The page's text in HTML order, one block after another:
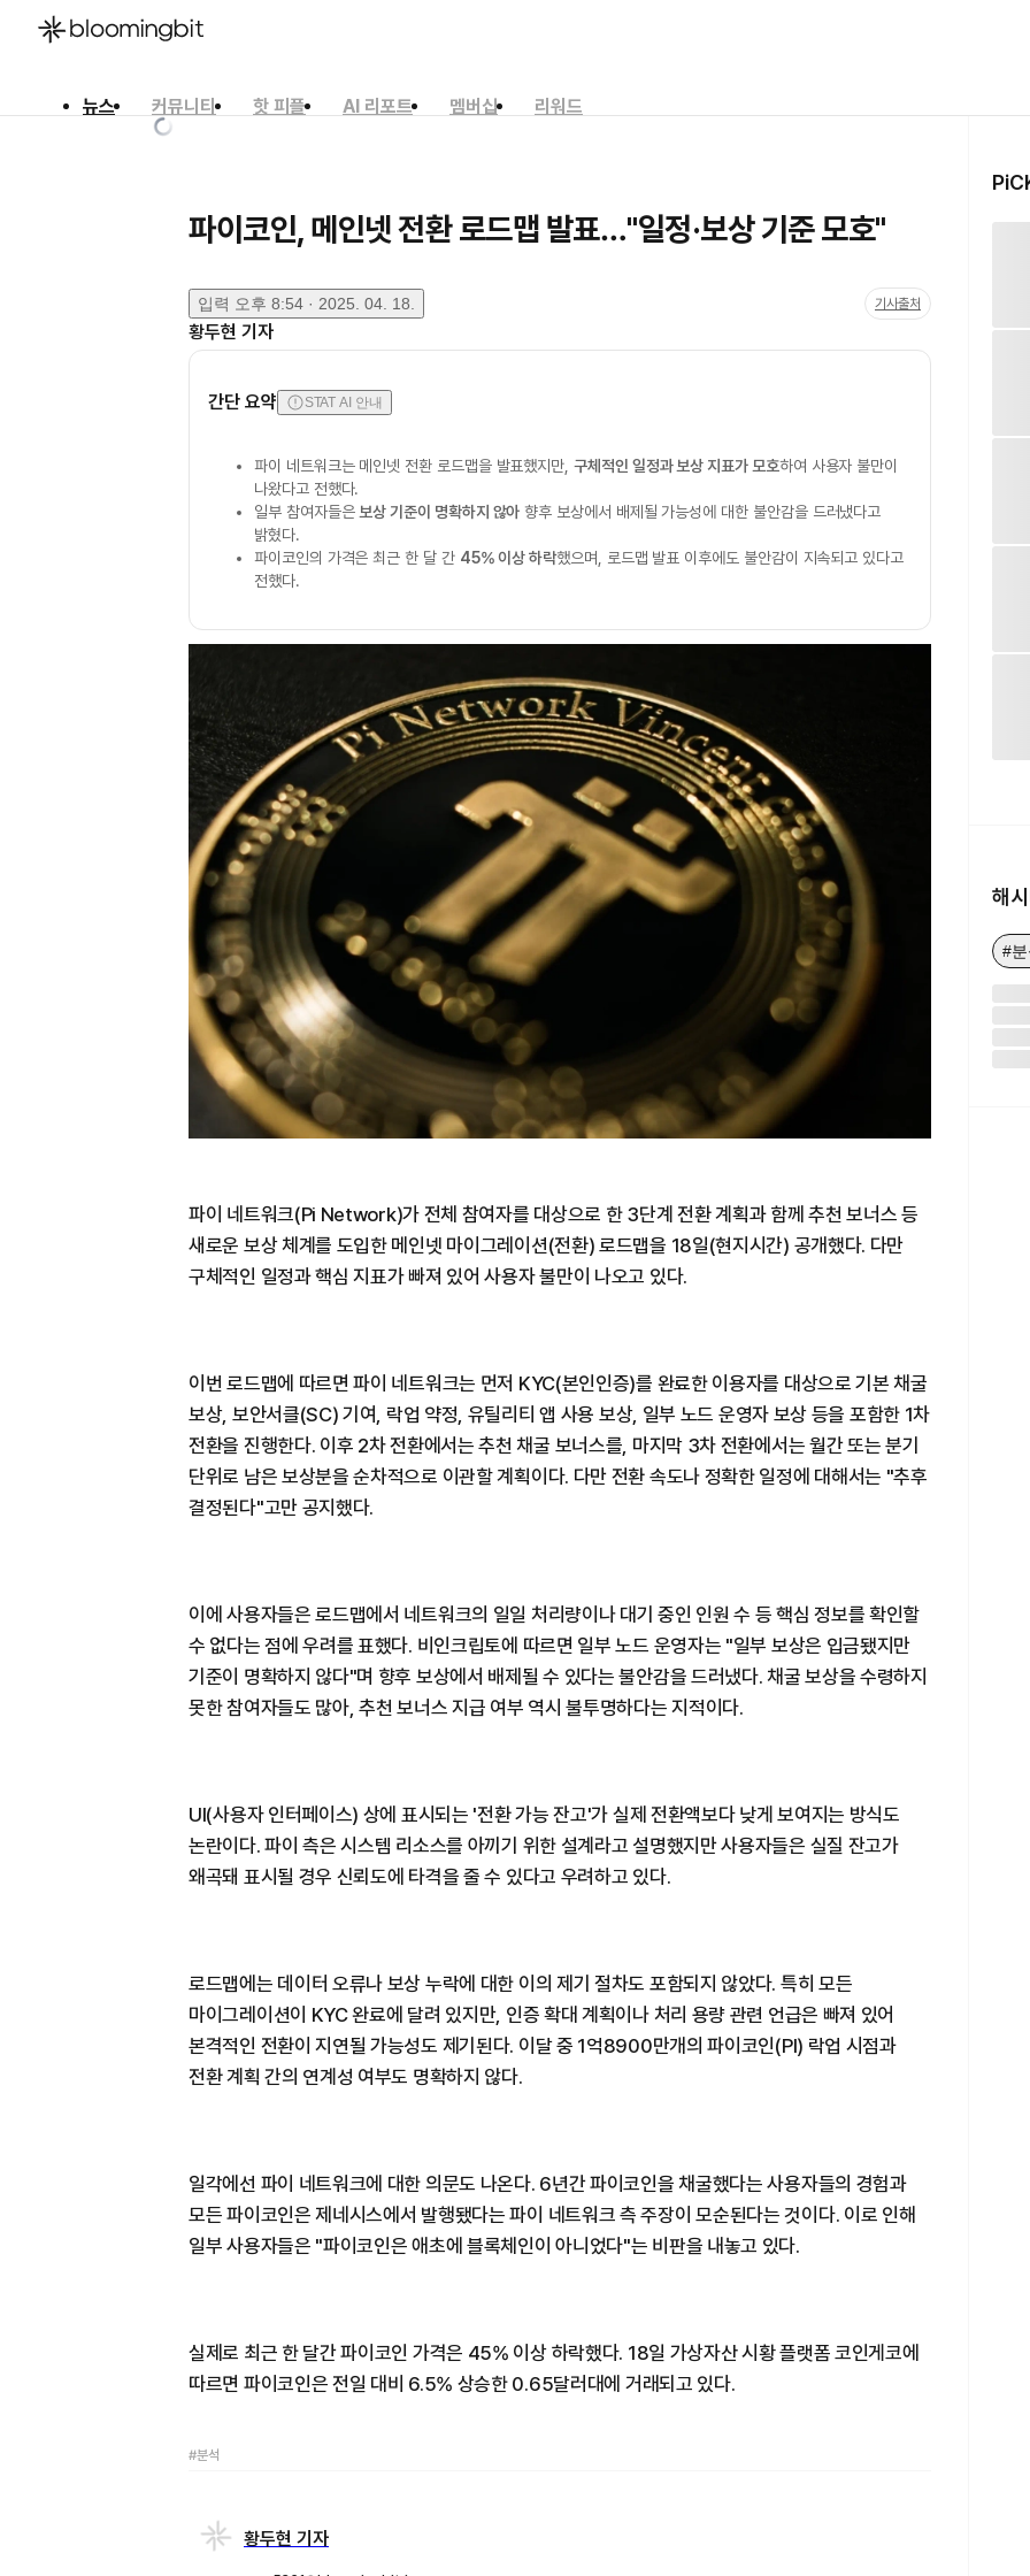
뉴스 커뮤니티 핫 피플 AI 리포트 멤버십
리워드
파이코인, 메인넷 전환 로드맵 발표…"일정·보상 기준 모호"
입력 오후 8:54 · 2025. 04. 18. 기사출처
황두현 기자
간단 요약 STAT AI 안내
파이 네트워크는 메인넷 전환 로드맵을 발표했지만,구체적인 일정과 보상 지표가 모호하여 사용자 불만이
나왔다고 전했다.
일부 참여자들은 보상 기준이 명확하지 않아 향후 보상에서 배제될 가능성에 대한 불안감을 드러냈다고
밝혔다.
파이코인의 가격은 최근 한 달 간 45% 이상 하락했으며, 로드맵 발표 이후에도 불안감이 지속되고 있다고
전했다.
파이 네트워크(Pi Network)가 전체 참여자를 대상으로 한 3단계 전환 계획과 함께 추천 보너스 등
새로운 보상 체계를 도입한 메인넷 마이그레이션(전환) 로드맵을 18일(현지시간) 공개했다. 다만
구체적인 일정과 핵심 지표가 빠져 있어 사용자 불만이 나오고 있다.
이번 로드맵에 따르면 파이 네트워크는 먼저 KYC(본인인증)를 완료한 이용자를 대상으로 기본 채굴
보상, 보안서클(SC) 기여, 락업 약정, 유틸리티 앱 사용 보상, 일부 노드 운영자 보상 등을 포함한 1차
전환을 진행한다. 이후 2차 전환에서는 추천 채굴 보너스를, 마지막 3차 전환에서는 월간 또는 분기
단위로 남은 보상분을 순차적으로 이관할 계획이다. 다만 전환 속도나 정확한 일정에 대해서는 "추후
결정된다"고만 공지했다.
이에 사용자들은 로드맵에서 네트워크의 일일 처리량이나 대기 중인 인원 수 등 핵심 정보를 확인할
수 없다는 점에 우려를 표했다. 비인크립토에 따르면 일부 노드 운영자는 "일부 보상은 입금됐지만
기준이 명확하지 않다"며 향후 보상에서 배제될 수 있다는 불안감을 드러냈다. 채굴 보상을 수령하지
못한 참여자들도 많아, 추천 보너스 지급 여부 역시 불투명하다는 지적이다.
UI(사용자 인터페이스) 상에 표시되는 '전환 가능 잔고'가 실제 전환액보다 낮게 보여지는 방식도
논란이다. 파이 측은 시스템 리소스를 아끼기 위한 설계라고 설명했지만 사용자들은 실질 잔고가
왜곡돼 표시될 경우 신뢰도에 타격을 줄 수 있다고 우려하고 있다.
로드맵에는 데이터 오류나 보상 누락에 대한 이의 제기 절차도 포함되지 않았다. 특히 모든
마이그레이션이 KYC 완료에 달려 있지만, 인증 확대 계획이나 처리 용량 관련 언급은 빠져 있어
본격적인 전환이 지연될 가능성도 제기된다. 이달 중 1억8900만개의 파이코인(PI) 락업 시점과
전환 계획 간의 연계성 여부도 명확하지 않다.
일각에선 파이 네트워크에 대한 의문도 나온다. 6년간 파이코인을 채굴했다는 사용자들의 경험과
모든 파이코인은 제네시스에서 발행됐다는 파이 네트워크 측 주장이 모순된다는 것이다. 이로 인해
일부 사용자들은 "파이코인은 애초에 블록체인이 아니었다"는 비판을 내놓고 있다.
실제로 최근 한 달간 파이코인 가격은 45% 이상 하락했다. 18일 가상자산 시황 플랫폼 코인게코에
따르면 파이코인은 전일 대비 6.5% 상승한 0.65달러대에 거래되고 있다.
#분석
황두현 기자
해
#분